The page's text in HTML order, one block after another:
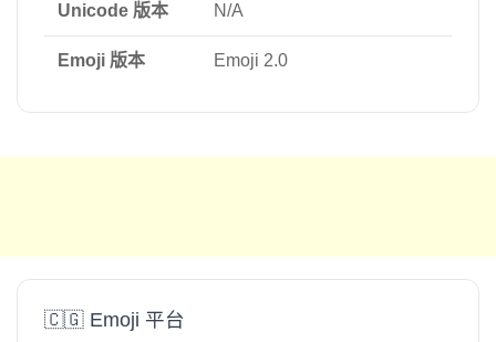
Unicode 版本 N/A
Emoji 版本 Emoji 2.0
🇨🇬 Emoji 平台